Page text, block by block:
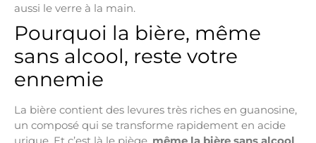
aussi le verre à la main.
Pourquoi la bière, même
sans alcool, reste votre
ennemie
La bière contient des levures très riches en guanosine,
un composé qui se transforme rapidement en acide
urique. Et c’est là le piège, même la bière sans alcool